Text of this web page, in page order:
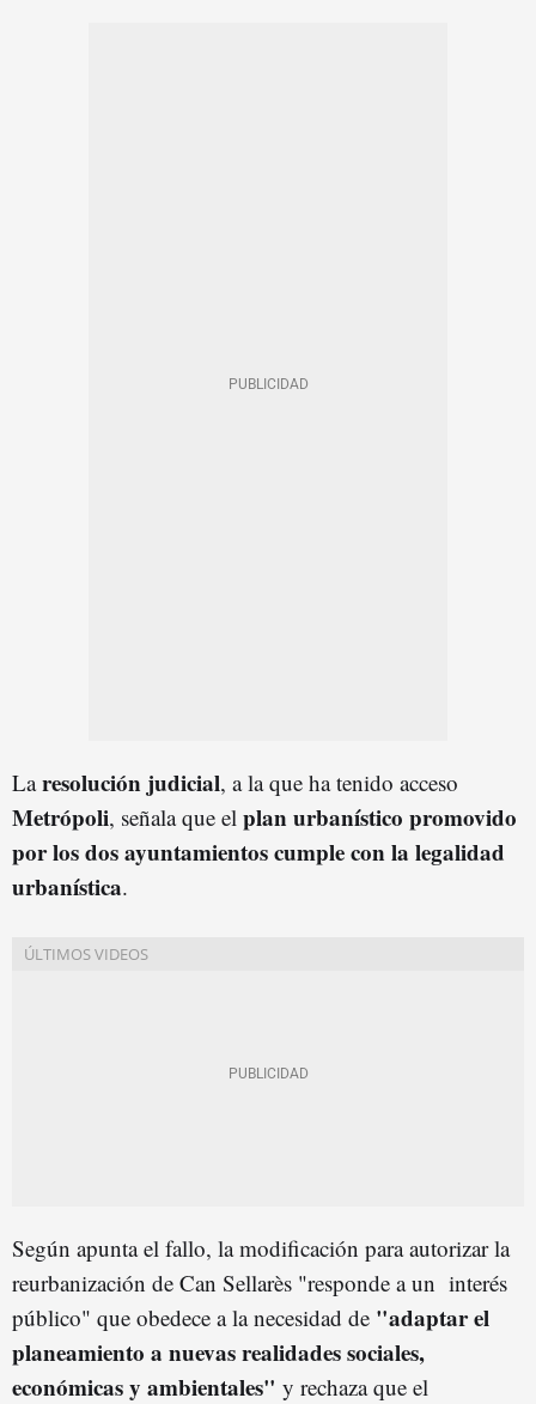
Laresolución judicial, a la que ha tenido acceso
Metrópoli, señala que el plan urbanístico promovido
por los dos ayuntamientos cumple con la legalidad
urbanística.
Según apunta el fallo, la modificación para autorizar la
reurbanización de Can Sellarès "responde a un interés
público" que obedece a la necesidad de "adaptar el
planeamiento a nuevas realidades sociales,
económicas y ambientales" y rechaza que el